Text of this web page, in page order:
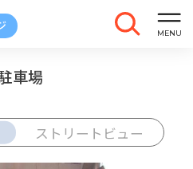
車場
ストリートビュー